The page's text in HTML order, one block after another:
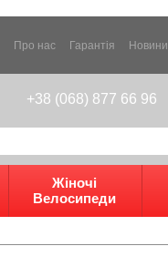
Про нас Гарантія Новини
+38 (068) 877 66 96
Жіночі
Велосипеди